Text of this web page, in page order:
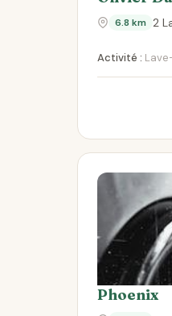
6.8 km 2
Activité :
Phoenix